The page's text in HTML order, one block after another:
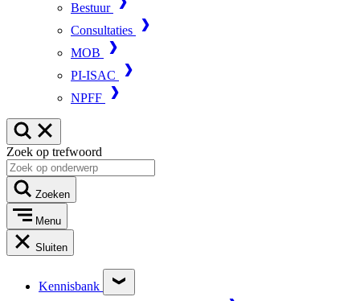
Bestuur
Consultaties
MOB
PI-ISAC
NPFF
Zoek op trefwoord
Zoeken
Menu
Sluiten
Kennisbank